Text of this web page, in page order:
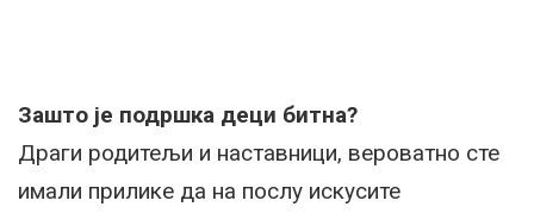
Зашто је подршка деци битна?
Драги родитељи и наставници, вероватно сте
имали прилике да на послу искусите